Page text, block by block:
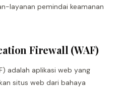
layanan pemindai keamanan
Firewall (WAF)
adalah aplikasi web yang
situs web dari bahaya